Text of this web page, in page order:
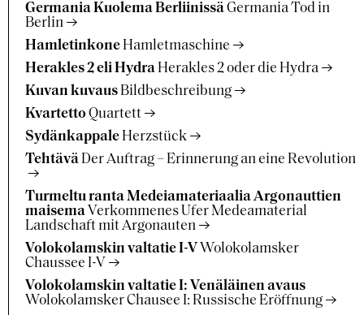
Germania Kuolema BerliinissäGermania Tod in
Berlin
Hamletinkone Hamletmaschine
Herakles 2 eli Hydra Herakles 2 oder die Hydra
Kuvan kuvaus Bildbeschreibung
KvartettoQuartett
Sydänkappale Herzstück
Tehtävä Der Auftrag – Erinnerung an eine Revolution
Turmeltu ranta Medeiamateriaalia Argonauttien
maisema Verkommenes Ufer Medeamaterial
Landschaft mit Argonauten
Volokolamskin valtatie I-V Wolokolamsker
Chaussee I-V
Volokolamskin valtatie I: Venäläinen avaus
Wolokolamsker Chausee I: Russische Eröffnung